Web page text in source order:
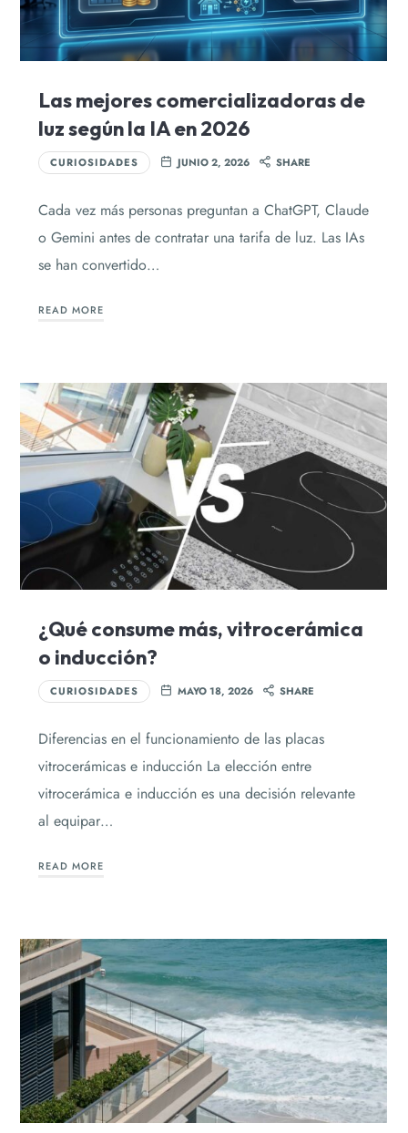
Las mejores comercializadoras de
luz según la IA en 2026
CURIOSIDADES JUNIO 2, 2026 SHARE
Cada vez más personas preguntan a ChatGPT, Claude
o Gemini antes de contratar una tarifa de luz. Las IAs
se han convertido…
READ MORE
¿Qué consume más, vitrocerámica
o inducción?
CURIOSIDADES MAYO 18, 2026 SHARE
Diferencias en el funcionamiento de las placas
vitrocerámicas e inducción La elección entre
vitrocerámica e inducción es una decisión relevante
al equipar…
READ MORE